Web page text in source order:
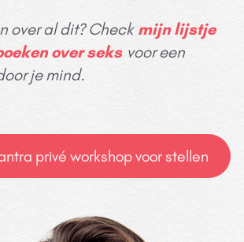
over al dit? Check mijn lijstje
over seksvoor een
je mind.
privé workshop voor stellen